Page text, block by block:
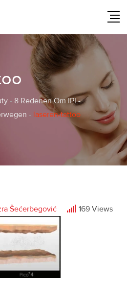
- 8 Redenen Om IPL-
- laseren-tattoo
Šećerbegović 169 Views